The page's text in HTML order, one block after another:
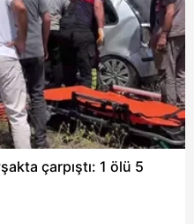
çerezlerle ilgili bilgi
çarpıştı: 1 ölü 5